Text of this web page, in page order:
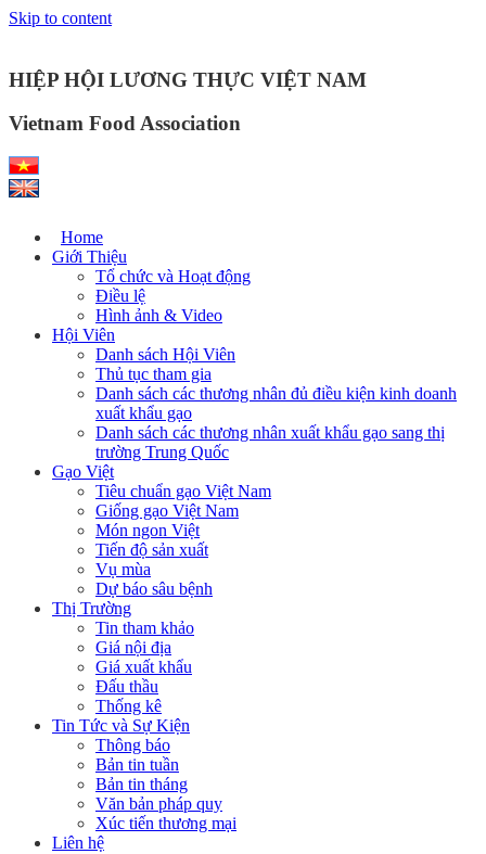
Skip to content
HIỆP HỘI LƯƠNG THỰC VIỆT NAM
Vietnam Food Association
Home
Giới Thiệu
Tổ chức và Hoạt động
Điều lệ
Hình ảnh & Video
Hội Viên
Danh sách Hội Viên
Thủ tục tham gia
Danh sách các thương nhân đủ điều kiện kinh doanh
xuất khẩu gạo
Danh sách các thương nhân xuất khẩu gạo sang thị
trường Trung Quốc
Gạo Việt
Tiêu chuẩn gạo Việt Nam
Giống gạo Việt Nam
Món ngon Việt
Tiến độ sản xuất
Vụ mùa
Dự báo sâu bệnh
Thị Trường
Tin tham khảo
Giá nội địa
Giá xuất khẩu
Đấu thầu
Thống kê
Tin Tức và Sự Kiện
Thông báo
Bản tin tuần
Bản tin tháng
Văn bản pháp quy
Xúc tiến thương mại
Liên hệ